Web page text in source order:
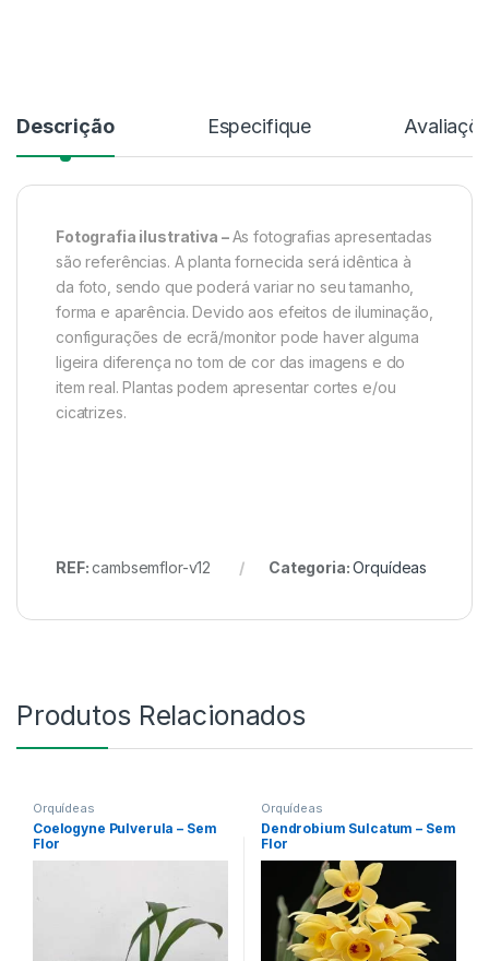
Descrição Especifique
Fotografia ilustrativa –As fotografias apresentadas
são referências. A planta fornecida será idêntica à
da foto, sendo que poderá variar no seu tamanho,
forma e aparência. Devido aos efeitos de iluminação,
configurações de ecrã/monitor pode haver alguma
ligeira diferença no tom de cor das imagens e do
item real. Plantas podem apresentar cortes e/ou
cicatrizes.
REF:cambsemflor-v12 Categoria:Orquídeas
Produtos Relacionados
Orquídeas
Coelogyne Pulverula – Sem
Flor
Orquídeas
Dendrobium Sulcatum – Sem
Flor